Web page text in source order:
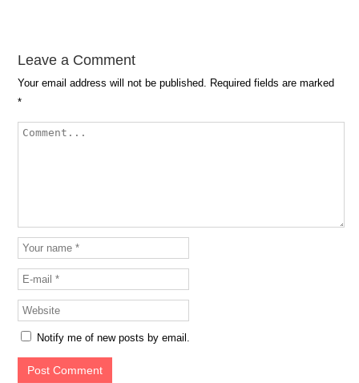
Leave a Comment
Your email address will not be published. Required fields are marked
*
Notify me of new posts by email.